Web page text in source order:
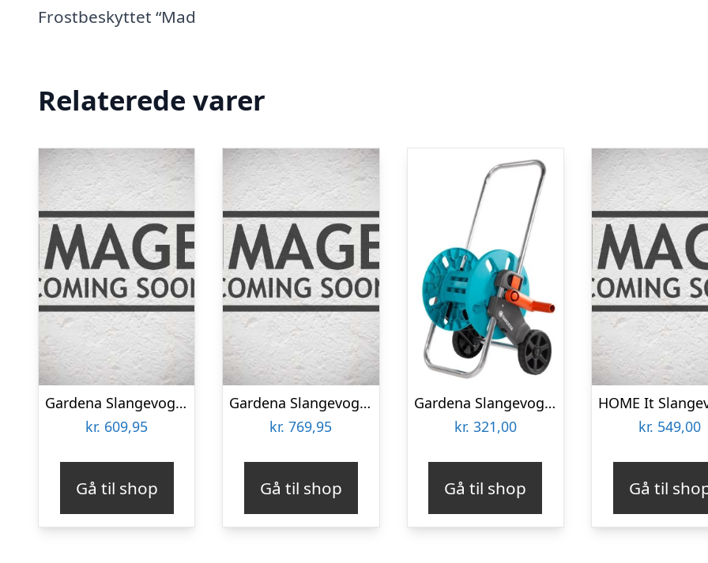
Frostbeskyttet “Mad
Relaterede varer
Gardena Slangevogn Aquaroll M, Umonteret – 18511-20
kr. 609,95
Gå til shop
Gardena Slangevogn Aquaroll L Ergoplus M – 18520-20
kr. 769,95
Gå til shop
Gardena Slangevogn AquaRoll S
kr. 321,00
Gå til shop
kr. 549,00
Gå til